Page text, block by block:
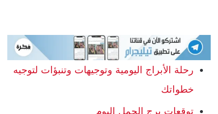
رحلة الأبراج اليومية وتوجيهات وتنبؤات لتوجيه
خطواتك
توقعات برج الحمل اليوم